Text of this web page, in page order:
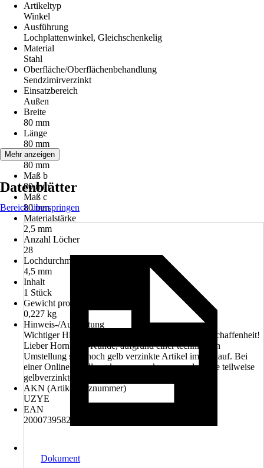
Artikeltyp
Winkel
Ausführung
Lochplattenwinkel, Gleichschenkelig
Material
Stahl
Oberfläche/Oberflächenbehandlung
Sendzimirverzinkt
Einsatzbereich
Außen
Breite
80 mm
Länge
80 mm
Maß a
80 mm
Maß b
80 mm
Maß c
80 mm
Materialstärke
2,5 mm
Anzahl Löcher
28
Lochdurchmesser
4,5 mm
Inhalt
1 Stück
Gewicht pro Stück
0,227 kg
Hinweis-/Ausstattung
Wichtiger Hinweis: Umstellung der Oberflächenbeschaffenheit!
Lieber Hornbach-Kunde, aufgrund einer technischen
Umstellung sind noch gelb verzinkte Artikel im Umlauf. Bei
einer Onlinebestellung kann es vorkommen, dass Sie teilweise
gelbverzinkte Artikel erhalten. CE-Kennzeichnung
AKN (Artikelkurznummer)
UZYE
EAN
2000739582004, 4004338330859
Mehr anzeigen
Datenblätter
Bereich überspringen
Dokument